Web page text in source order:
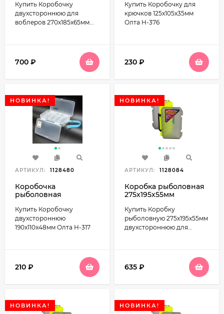
двухсторонняя Олта
H-488U
Купить Коробочку
двухстороннюю для
воблеров 270x185x65мм...
700 ₽
Купить Коробочку для
крючков 125x105x35мм
Олта H-376
230 ₽
НОВИНКА!
АРТИКУЛ: 1128480
Коробочка
рыболовная
190x110x48мм Олта H-
317
Купить Коробочку
двухстороннюю
190x110x48мм Олта H-317
210 ₽
НОВИНКА!
АРТИКУЛ: 1128084
Коробка рыболовная
275х195х55мм
воблеров (14
отделений) Yaman Y-
BOX04
Купить Коробку
рыболовную 275х195х55мм
двухстороннюю для...
635 ₽
НОВИНКА! НОВИНКА!